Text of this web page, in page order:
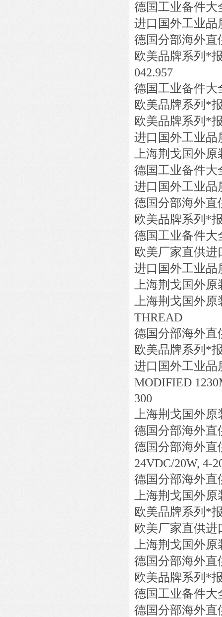
德国工业备件大
进口国外工业品
德国分部海外直
欧美品牌系列*
042.957
德国工业备件大
欧美品牌系列*
欧美品牌系列*
进口国外工业品
上海荆戈国外
德国工业备件大
进口国外工业品
德国分部海外直
欧美品牌系列*
德国工业备件大
欧美厂家直供进
进口国外工业品
上海荆戈国外
上海荆戈国外
THREAD
德国分部海外直
欧美品牌系列*
进口国外工业品
MODIFIED
300
上海荆戈国外
德国分部海外直
德国分部海外直
24VDC/20W, 4-
德国分部海外直
上海荆戈国外
欧美品牌系列*
欧美厂家直供进
上海荆戈国外
德国分部海外直
欧美品牌系列*
德国工业备件大
德国分部海外直